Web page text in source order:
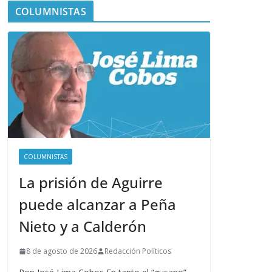
COLUMNISTAS
COLUMNISTAS
La prisión de Aguirre
puede alcanzar a Peña
Nieto y a Calderón
8 de agosto de 2026 Redacción Políticos